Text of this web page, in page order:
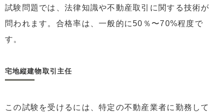
試験問題では、法律知識や不動産取引に関する技術が
問われます。合格率は、一般的に50％〜70%程度で
す。
宅地縦建物取引主任
この試験を受けるには、特定の不動産業者に勤務して